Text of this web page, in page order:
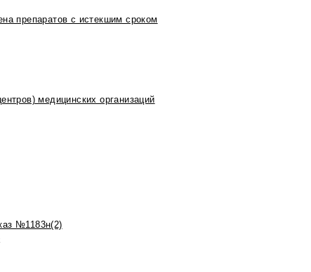
препаратов с истекшим сроком
медицинских организаций
№1183н(2)